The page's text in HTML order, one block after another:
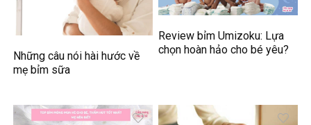
Những câu nói hài hước về
mẹ bỉm sữa
Review bỉm Umizoku: Lựa
chọn hoàn hảo cho bé yêu?